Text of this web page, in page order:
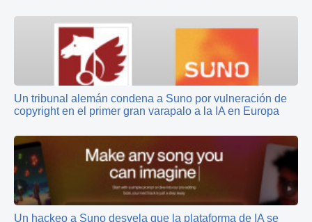
Un tribunal alemán condena a Suno por vulneración de
copyright en el primer gran varapalo a la IA en Europa
Un hackeo a Suno desvela que la plataforma de IA se